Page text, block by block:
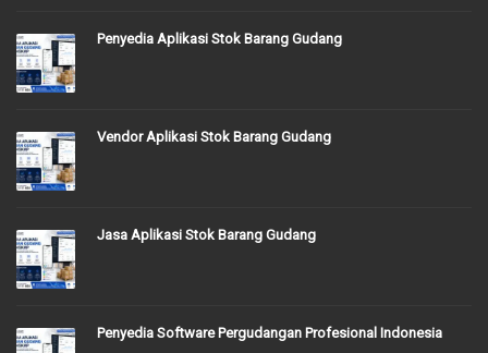
Penyedia Aplikasi Stok Barang Gudang
Vendor Aplikasi Stok Barang Gudang
Jasa Aplikasi Stok Barang Gudang
Penyedia Software Pergudangan Profesional Indonesia